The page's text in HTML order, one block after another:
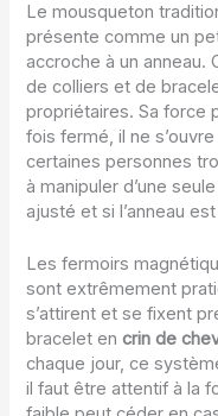
Le mousqueton
présente comme un
accroche à un anneau.
de colliers et de
propriétaires. Sa force
fois fermé, il ne
certaines personnes
à manipuler d’une
ajusté et si l’anneau
Les fermoirs
sont extrêmement
s’attirent et se fixent
bracelet encrin de
chaque jour, ce
il faut être attentif à la